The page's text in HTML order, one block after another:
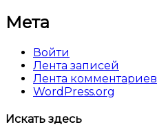
Мета
Войти
Лента записей
Лента комментариев
WordPress.org
Искать здесь